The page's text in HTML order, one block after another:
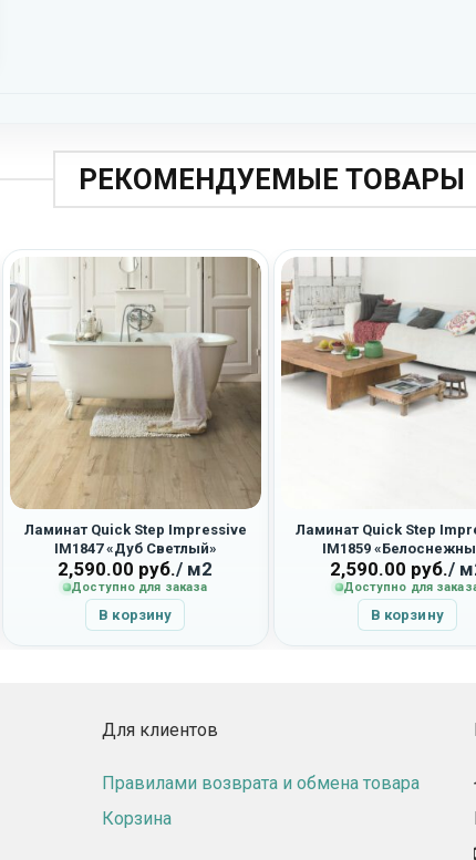
РЕКОМЕНДУЕМЫЕ ТОВАРЫ
Ламинат Quick Step Impressive
IM1847 «Дуб Светлый»
2,590.00 руб./ м2
Доступно для заказа
В корзину
Ламинат Quick Step
IM1859
2,590.00 руб./
Доступно для
В корзину
Для клиентов
Правилами возврата и обмена товара
Корзина